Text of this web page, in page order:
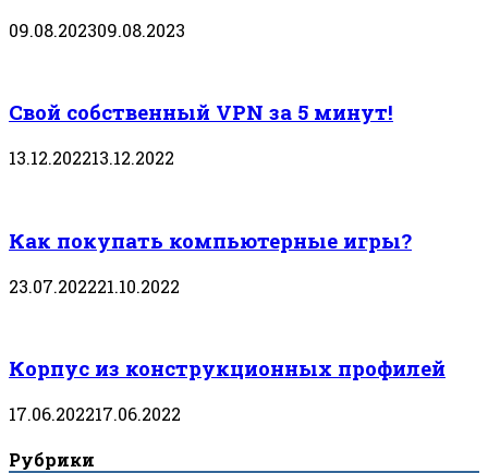
09.08.202309.08.2023
Свой собственный VPN за 5 минут!
13.12.202213.12.2022
Как покупать компьютерные игры?
23.07.202221.10.2022
Корпус из конструкционных профилей
17.06.202217.06.2022
Рубрики